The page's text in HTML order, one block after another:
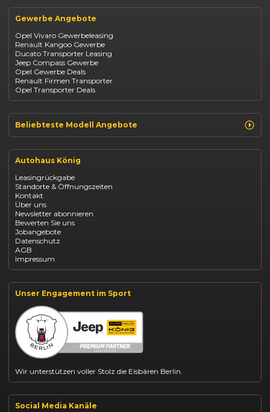
Mazda CX-30
Opel
Fiat
Jeep
Suzuki
BYD
Kia
Mazda
Citroën
Abarth
Fiat Professional
Gewerbe Angebote
Opel Vivaro Gewerbeleasing
Renault Kangoo Gewerbe
Ducato Transporter Leasing
Jeep Compass Gewerbe
Opel Gewerbe Deals
Renault Firmen Transporter
Opel Transporter Deals
Beliebteste Modell Angebote
Renault Arkana Leasing
Renault Captur Leasing
Opel Astra leasen
Opel Mokka kaufen
Opel Grandland finanzieren
Opel Vivaro Gewerbeleasing
Fiat 500 finanzieren
Fiat Panda leasen
Dacia Duster finanzieren
Dacia Sandero kaufen
Dacia Jogger leasen
Jeep Compass leasen
Jeep Renegade finanzieren
Suzuki Swift finanzieren
BYD Dolphin finanzieren
Kia Ceed finanzieren
Kia Sportage leasen
Mazda CX-30 finanzieren
Citroën C3 leasen
Autohaus König
Leasingrückgabe
Standorte & Öffnungszeiten
Kontakt
Über uns
Newsletter abonnieren
Bewerten Sie uns
Jobangebote
Datenschutz
AGB
Impressum
Unser Engagement im Sport
Wir unterstützen voller Stolz die Eisbären Berlin.
Social Media Kanäle